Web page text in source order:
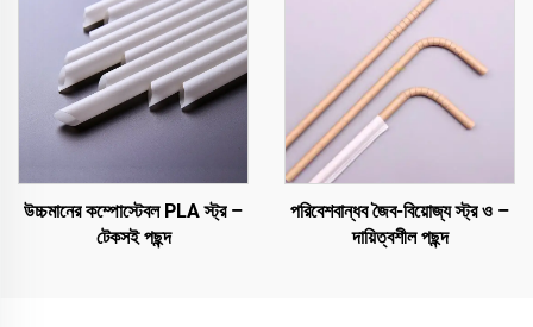
উচ্চমানের কম্পোস্টেবল PLA স্ট্র –
টেকসই পছন্দ
পরিবেশবান্ধব জৈব-বিয়োজ্য স্ট্র ও –
দায়িত্বশীল পছন্দ